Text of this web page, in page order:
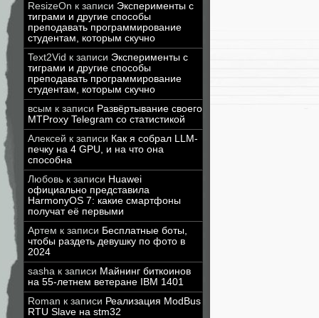
ResizeOn к записи Эксперименты с
тиграми и другие способы
преподавать программирование
студентам, которым скучно
Text2Vid к записи Эксперименты с
тиграми и другие способы
преподавать программирование
студентам, которым скучно
всым к записи Развёртывание своего
MTProxy Telegram со статистикой
Алексей к записи Как я собрал LLM-
печку на 4 GPU, и на что она
способна
Любовь к записи Huawei
официально представила
HarmonyOS 7: какие смартфоны
получат её первыми
Артем к записи Бесплатные боты,
чтобы раздеть девушку по фото в
2024
sasha к записи Майнинг биткоинов
на 55-летнем ветеране IBM 1401
Roman к записи Реализация ModBus
RTU Slave на stm32